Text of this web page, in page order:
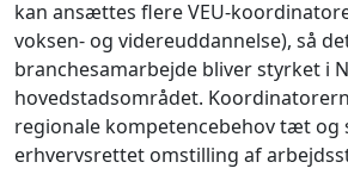
kan ansættes flere VEU-
voksen- og videreuddannelse), så
branchesamarbejde bliver styrket i
hovedstadsområdet.
regionale kompetencebehov tæt og
erhvervsrettet omstilling af